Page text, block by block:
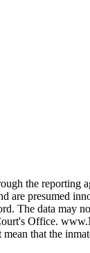
the reporting
presumed
The data may
Office.
that the